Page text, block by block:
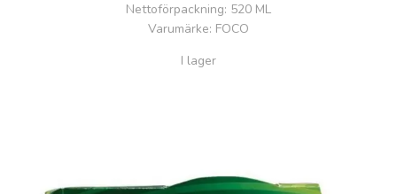
Nettoförpackning: 520 ML
Varumärke: FOCO
I lager